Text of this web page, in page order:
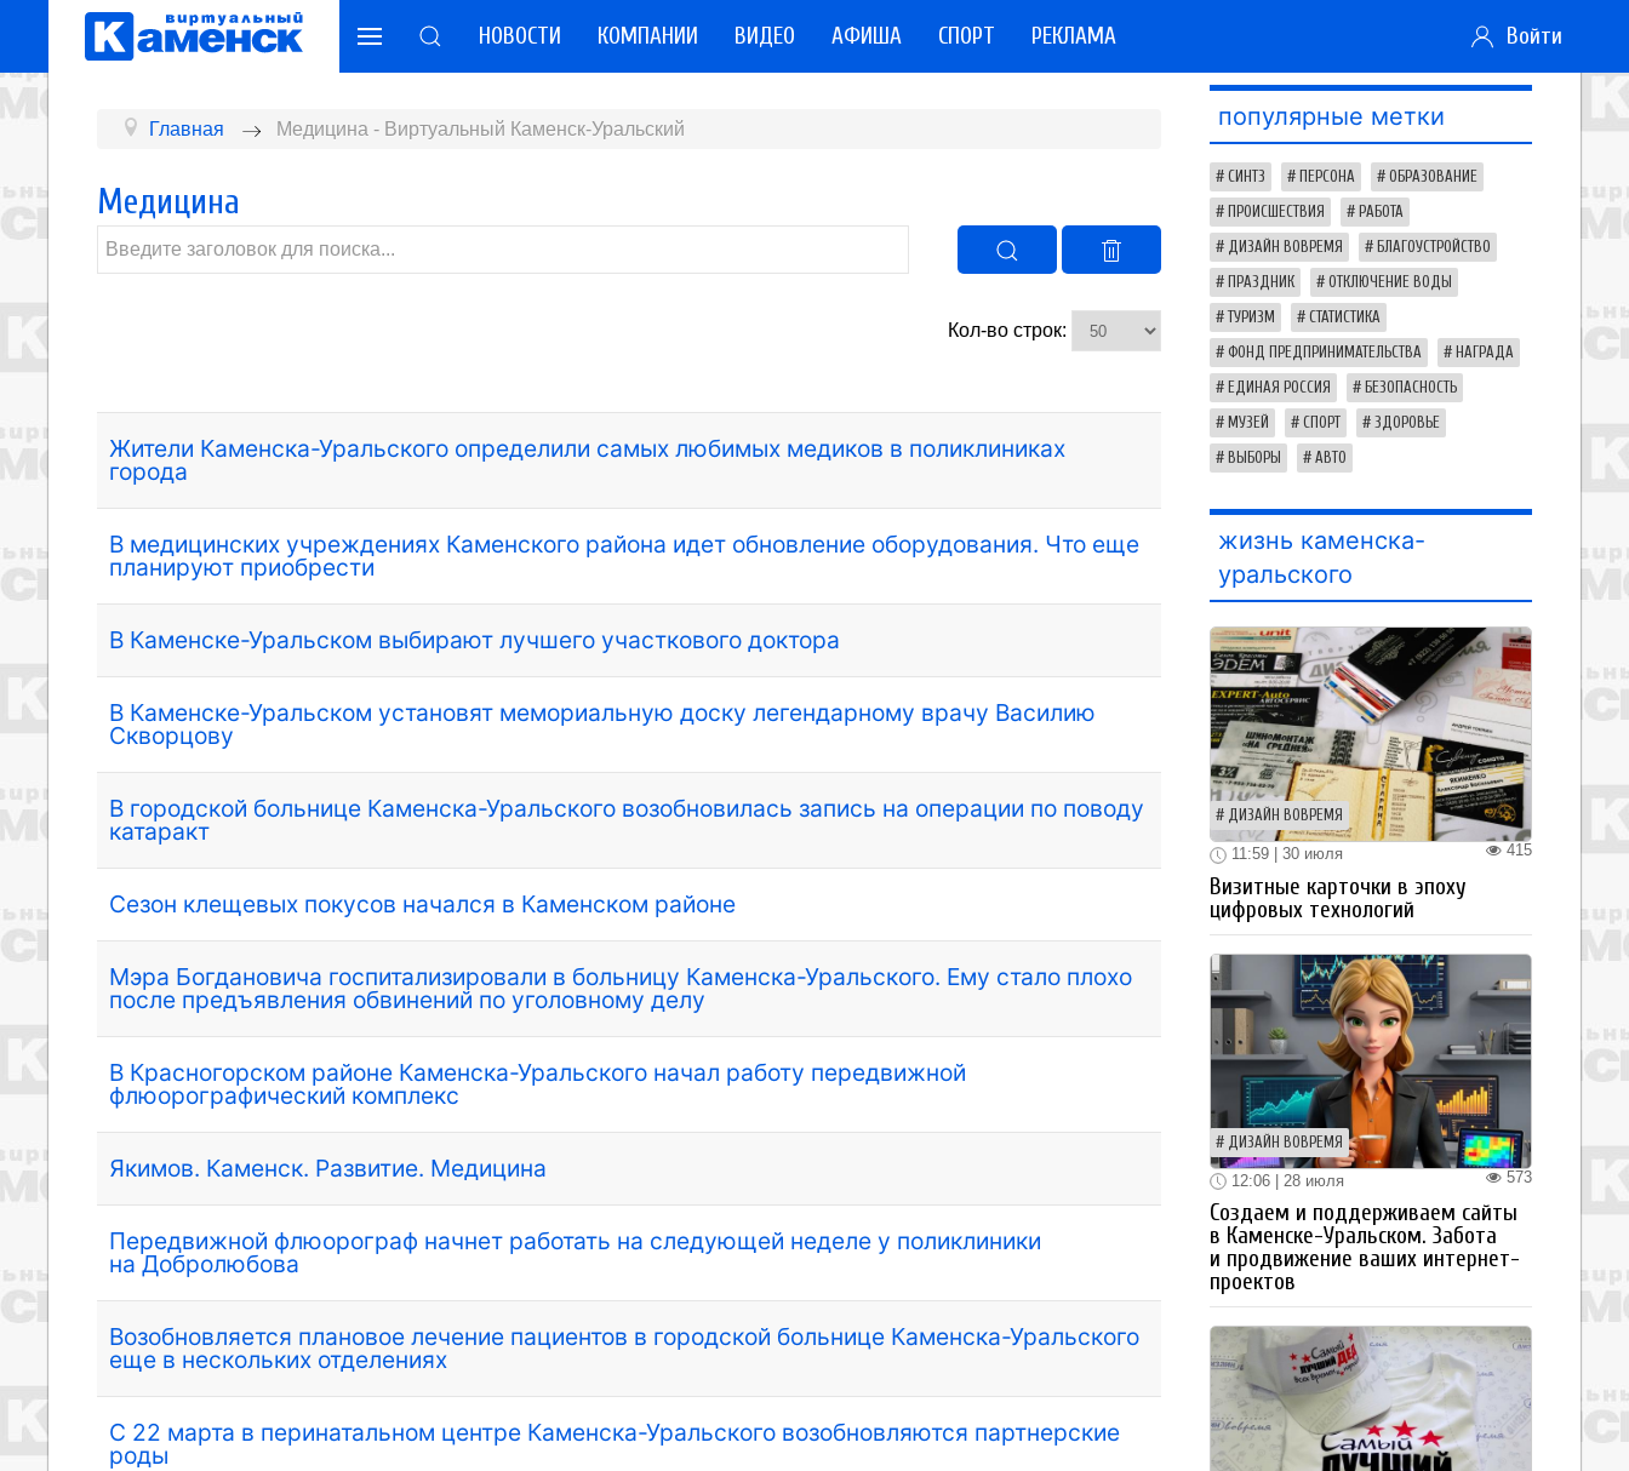
НОВОСТИ КОМПАНИИ ВИДЕО АФИША СПОРТ РЕКЛАМА Войти
Главная Медицина - Виртуальный Каменск-Уральский
Медицина
Кол-во строк:
Жители Каменска-Уральского определили самых любимых медиков в поликлиниках
города
В медицинских учреждениях Каменского района идет обновление оборудования. Что еще
планируют приобрести
В Каменске-Уральском выбирают лучшего участкового доктора
В Каменске-Уральском установят мемориальную доску легендарному врачу Василию
Скворцову
В городской больнице Каменска-Уральского возобновилась запись на операции по поводу
катаракт
Сезон клещевых покусов начался в Каменском районе
Мэра Богдановича госпитализировали в больницу Каменска-Уральского. Ему стало плохо
после предъявления обвинений по уголовному делу
В Красногорском районе Каменска-Уральского начал работу передвижной
флюорографический комплекс
Якимов. Каменск. Развитие. Медицина
Передвижной флюорограф начнет работать на следующей неделе у поликлиники
на Добролюбова
Возобновляется плановое лечение пациентов в городской больнице Каменска-Уральского
еще в нескольких отделениях
С 22 марта в перинатальном центре Каменска-Уральского возобновляются партнерские
роды
популярные метки
СИНТЗ ПЕРСОНА ОБРАЗОВАНИЕ
ПРОИСШЕСТВИЯ РАБОТА
ДИЗАЙН ВОВРЕМЯ БЛАГОУСТРОЙСТВО
ПРАЗДНИК ОТКЛЮЧЕНИЕ ВОДЫ
ТУРИЗМ СТАТИСТИКА
ФОНД ПРЕДПРИНИМАТЕЛЬСТВА НАГРАДА
ЕДИНАЯ РОССИЯ БЕЗОПАСНОСТЬ
МУЗЕЙ СПОРТ ЗДОРОВЬЕ
ВЫБОРЫ АВТО
жизнь каменска-
уральского
ДИЗАЙН ВОВРЕМЯ
415
11:59 | 30 июля
Визитные карточки в эпоху
цифровых технологий
ДИЗАЙН ВОВРЕМЯ
573
12:06 | 28 июля
Создаем и поддерживаем сайты
в Каменске-Уральском. Забота
и продвижение ваших интернет-
проектов